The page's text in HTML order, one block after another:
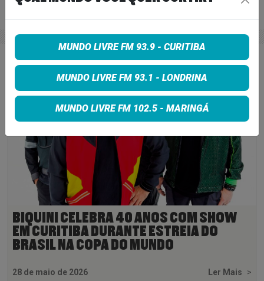
BIQUINI CELEBRA 40 ANOS COM SHOW
EM CURITIBA DURANTE ESTREIA DO
BRASIL NA COPA DO MUNDO
28 de maio de 2026 Ler Mais >
MUNDO LIVRE FM 93.9 - CURITIBA
MUNDO LIVRE FM 93.1 - LONDRINA
MUNDO LIVRE FM 102.5 - MARINGÁ